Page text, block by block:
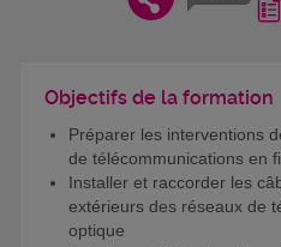
Objectifs de la formation
Préparer les interventions
de télécommunications en
Installer et raccorder les
extérieurs des réseaux de
optique